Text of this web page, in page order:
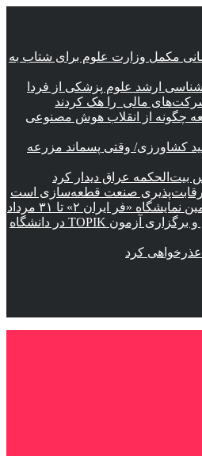
مکمل وزارت علوم برای شتاب به
ارشد علوم پزشکی از فردا
مالی را هک کردند
چگونه از انقلاب هوش مصنوعی
کشاورزی/ وقتی پسماند مزرعه‌
بیت‌الحکمه عراق دیدار کرد
رقابت‌پذیری صنعت قطعه‌سازی است
«فر ایران ۲» تا ۳۱ مرداد
راه‌اندازی رشته کره‌ای و برگزاری آزمون TOPIK در دانشگاه
کرد